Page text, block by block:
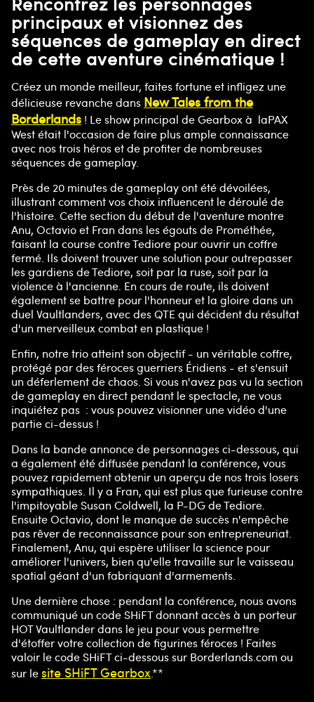
principaux et visionnez des
séquences de gameplay en direct
de cette aventure cinématique !
Créez un monde meilleur, faites fortune et infligez une
délicieuse revanche dans New Tales from the
Borderlands ! Le show principal de Gearbox à laPAX
West était l'occasion de faire plus ample connaissance
avec nos trois héros et de profiter de nombreuses
séquences de gameplay.
Près de 20 minutes de gameplay ont été dévoilées,
illustrant comment vos choix influencent le déroulé de
l'histoire. Cette section du début de l'aventure montre
Anu, Octavio et Fran dans les égouts de Prométhée,
faisant la course contre Tediore pour ouvrir un coffre
fermé. Ils doivent trouver une solution pour outrepasser
les gardiens de Tediore, soit par la ruse, soit par la
violence à l'ancienne. En cours de route, ils doivent
également se battre pour l'honneur et la gloire dans un
duel Vaultlanders, avec des QTE qui décident du résultat
d'un merveilleux combat en plastique !
Enfin, notre trio atteint son objectif - un véritable coffre,
protégé par des féroces guerriers Éridiens - et s'ensuit
un déferlement de chaos. Si vous n'avez pas vu la section
de gameplay en direct pendant le spectacle, ne vous
inquiétez pas : vous pouvez visionner une vidéo d'une
partie ci-dessus !
Dans la bande annonce de personnages ci-dessous, qui
a également été diffusée pendant la conférence, vous
pouvez rapidement obtenir un aperçu de nos trois losers
sympathiques. Il y a Fran, qui est plus que furieuse contre
l'impitoyable Susan Coldwell, la P-DG de Tediore.
Ensuite Octavio, dont le manque de succès n'empêche
pas rêver de reconnaissance pour son entrepreneuriat.
Finalement, Anu, qui espère utiliser la science pour
améliorer l'univers, bien qu'elle travaille sur le vaisseau
spatial géant d'un fabriquant d'armements.
Une dernière chose : pendant la conférence, nous avons
communiqué un code SHiFT donnant accès à un porteur
HOT Vaultlander dans le jeu pour vous permettre
d'étoffer votre collection de figurines féroces ! Faites
valoir le code SHiFT ci-dessous sur Borderlands.com ou
sur lesite SHiFT Gearbox.**